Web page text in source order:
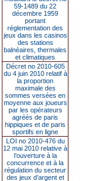
59-1489 du 22
décembre 1959
portant
réglementation des
jeux dans les casinos
des stations
balnéaires, thermales
et climatiques
Décret no 2010-605
du 4 juin 2010 relatif à
la proportion
maximale des
sommes versées en
moyenne aux joueurs
par les opérateurs
agréés de paris
hippiques et de paris
sportifs en ligne
LOI no 2010-476 du
12 mai 2010 relative à
l’ouverture à la
concurrence et à la
régulation du secteur
des jeux d’argent et